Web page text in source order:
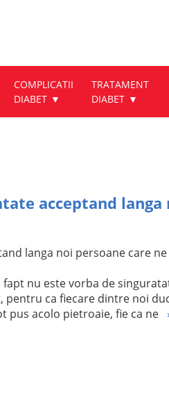
COMPLICATII
DIABET
TRATAMENT
DIABET
acceptand langa
nu este vorba de
ca fiecare dintre noi
pus acolo pietroaie, fie ca ne